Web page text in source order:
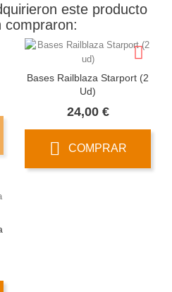
este producto
compraron:
Bases Railblaza Starport (2
Ud)
24,00 €Precio
COMPRAR